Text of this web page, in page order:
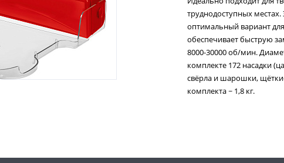
труднодоступных
оптимальный вариант
обеспечивает быструю
8000-30000 об/мин.
комплекте 172 насадки
свёрла и шарошки,
комплекта ~ 1,8 кг.